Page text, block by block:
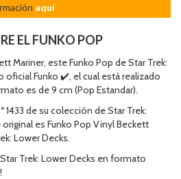
aquí
EL FUNKO POP
Mariner, este Funko Pop de Star Trek:
oficial Funko ✔️, el cual está realizado
es de 9 cm (Pop Estandar).
de su colección de Star Trek:
es Funko Pop Vinyl Beckett
Lower Decks.
Trek: Lower Decks en formato